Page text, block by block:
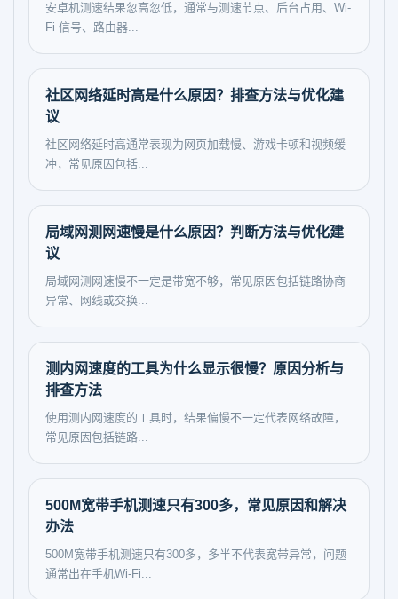
安卓机测速结果忽高忽低，通常与测速节点、后台占用、Wi-
Fi 信号、路由器...
社区网络延时高是什么原因？排查方法与优化建
议
社区网络延时高通常表现为网页加载慢、游戏卡顿和视频缓
冲，常见原因包括...
局域网测网速慢是什么原因？判断方法与优化建
议
局域网测网速慢不一定是带宽不够，常见原因包括链路协商
异常、网线或交换...
测内网速度的工具为什么显示很慢？原因分析与
排查方法
使用测内网速度的工具时，结果偏慢不一定代表网络故障，
常见原因包括链路...
500M宽带手机测速只有300多，常见原因和解决
办法
500M宽带手机测速只有300多，多半不代表宽带异常，问题
通常出在手机Wi‑Fi...